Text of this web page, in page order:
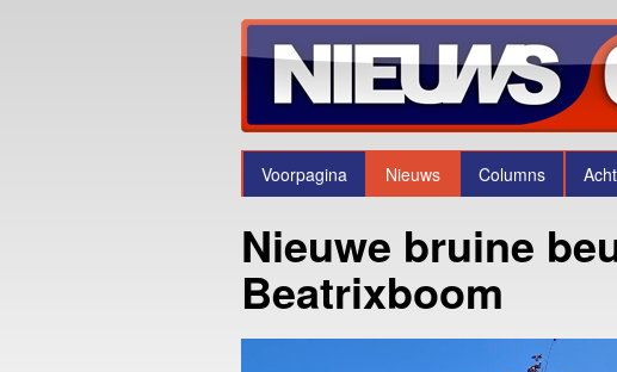
Voorpagina Nieuws Columns
Nieuwe bruine
Beatrixboom